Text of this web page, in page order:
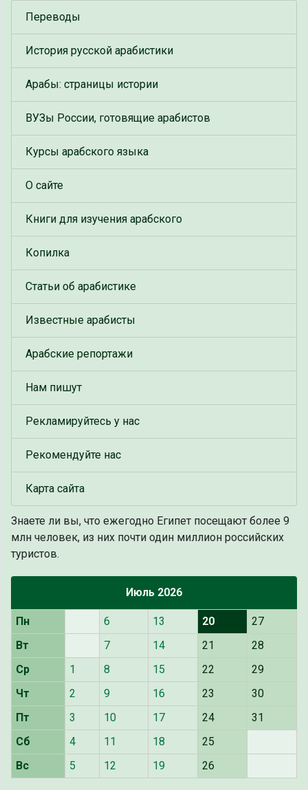
Переводы
История русской арабистики
Арабы: страницы истории
ВУЗы России, готовящие арабистов
Курсы арабского языка
О сайте
Книги для изучения арабского
Копилка
Статьи об арабистике
Известные арабисты
Арабские репортажи
Нам пишут
Рекламируйтесь у нас
Рекомендуйте нас
Карта сайта
Знаете ли вы, что ежегодно Египет посещают более 9
млн человек, из них почти один миллион российских
туристов.
Июль 2026
Пн 6 13 20
27
Вт
7 14 21
28
Ср
1 8 15 22
29
Чт
2 9 16 23
30
Пт
3 10 17 24
31
Сб
4 11 18
25
Вс
5 12 19 26